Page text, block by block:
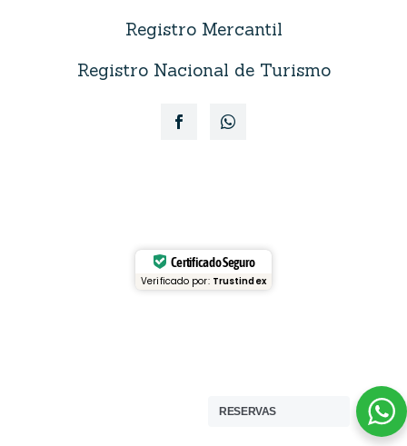
Registro Mercantil
Registro Nacional de Turismo
Certificado Seguro
Verificado por: Trustindex
RESERVAS